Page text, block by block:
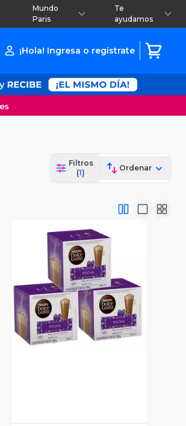
Mundo
Paris
Te
ayudamos
¡Hola! Ingresa o regístrate
Filtros
(1)
Ordenar
Vista Previa